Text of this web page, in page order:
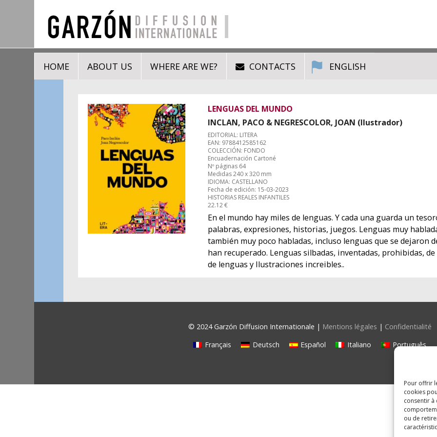
Pour offrir
cookies
consentir à
ou de
HOME ABOUT US WHERE ARE WE? CONTACTS ENGLISH
LENGUAS DEL MUNDO
INCLAN, PACO & NEGRESCOLOR, JOAN (Ilustrador)
EDITORIAL: LITERA
EAN: 9788412585162
COLECCIÓN: FONDO
Encuadernación Cartoné
Nº páginas 64
Medidas 240 x 320 mm
IDIOMA: CASTELLANO
Fecha de edición: 15-03-2023
HISTORIAS REALES INFANTILES
22.12 €
En el mundo hay miles de lenguas. Y cada una guarda un
palabras, expresiones, historias, juegos. Lenguas muy
también muy poco habladas, incluso lenguas que se dejaron
han recuperado. Lenguas silbadas, inventadas, prohibidas, de
de lenguas y Ilustraciones increibles..
© 2024 Garzón Diffusion Internationale | Mentions légales | Confidentialité
Français
Deutsch Español Italiano Português